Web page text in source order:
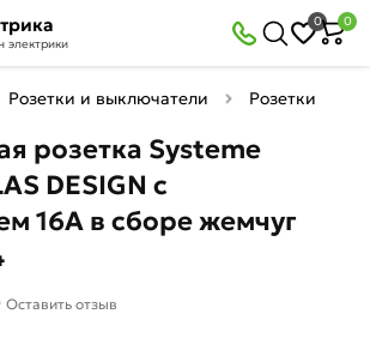
электрики
0 0
Розетки и выключатели Розетки
розетка Systeme
DESIGN с
16А в сборе жемчуг
Оставить отзыв